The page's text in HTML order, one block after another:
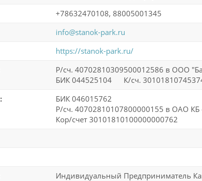
+78632470108, 88005001345
info@stanok-park.ru
https://stanok-park.ru/
Р/сч. 40702810309500012586 в ООО
БИК 044525104 К/сч.
БИК 046015762
Р/сч. 40702810107800000155 в ОАО КБ
Кор/счет 30101810100000000762
Индивидуальный Предприниматель